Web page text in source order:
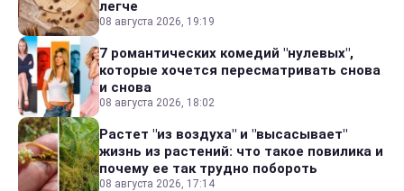
легче
08 августа 2026, 19:19
7 романтических комедий "нулевых",
которые хочется пересматривать снова
и снова
08 августа 2026, 18:02
Растет "из воздуха" и "высасывает"
жизнь из растений: что такое повилика и
почему ее так трудно побороть
08 августа 2026, 17:14